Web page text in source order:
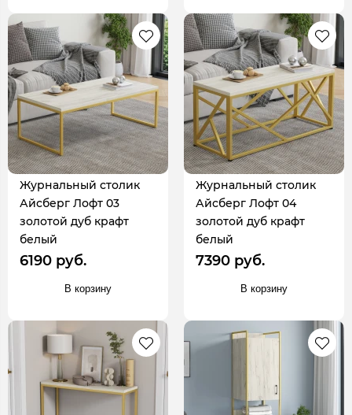
Журнальный столик
Айсберг Лофт 03
золотой дуб крафт
белый
6190 руб.
В корзину
Журнальный столик
Айсберг Лофт 04
золотой дуб крафт
белый
7390 руб.
В корзину